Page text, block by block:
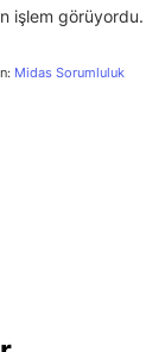
işlem görüyordu.
Midas Sorumluluk